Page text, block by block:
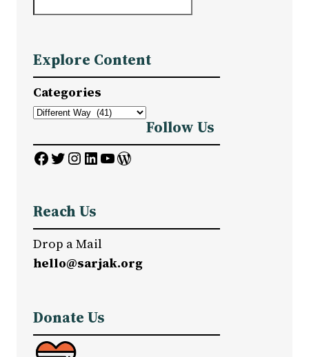
r
c
h
Explore Content
Categories
Follow Us
Facebook Twitter InstagramLinkedIn YouTube WordPress
Reach Us
Drop a Mail
hello@sarjak.org
Donate Us